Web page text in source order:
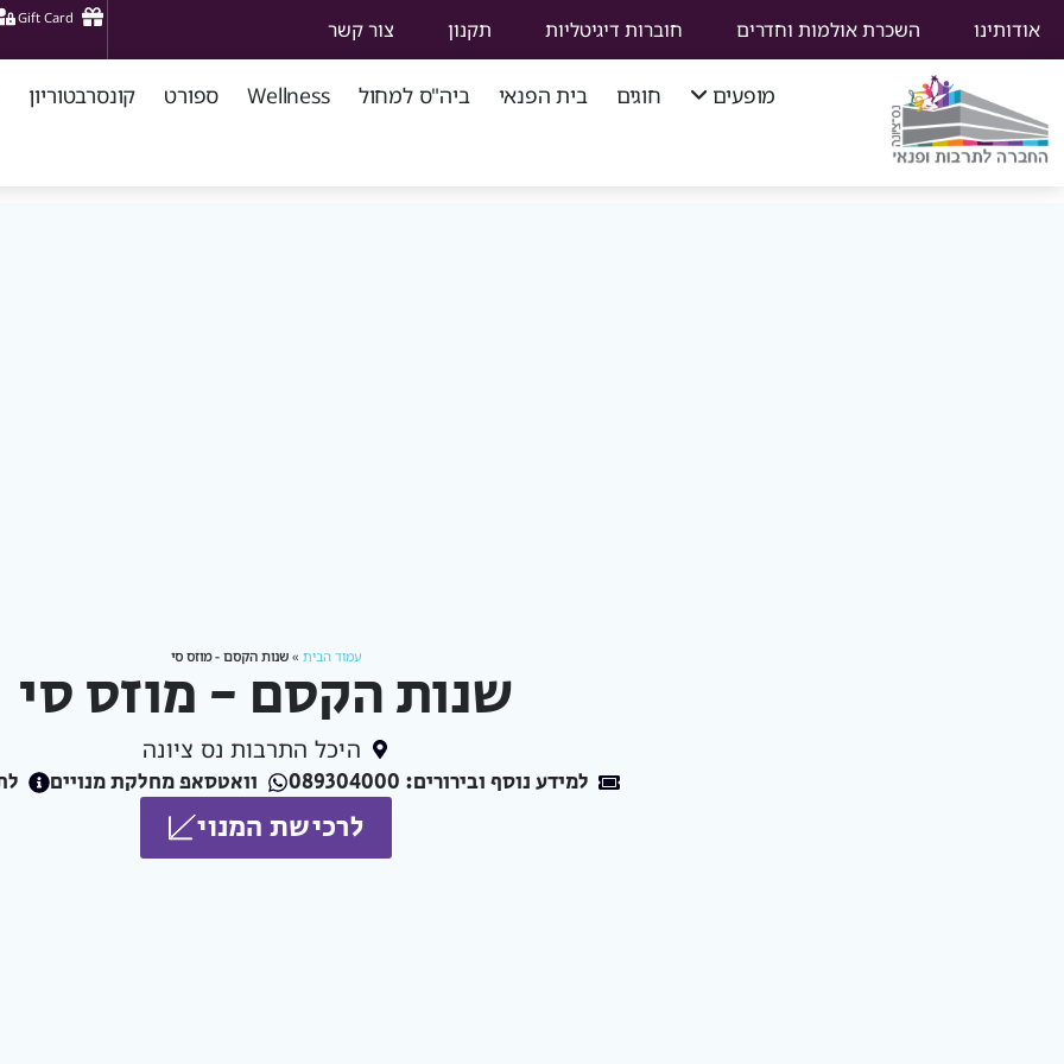
אודותינו השכרת אולמות וחדרים חוברות דיגיטליות תקנון צור קשר Gift Card
מופעים חוגים בית הפנאי ביה"ס למחול Wellness ספורט קונסרבטוריון
סוף
עמוד הבית »שנות הקסם - מוזס סי
שנות הקסם - מוזס סי
היכל התרבות נס ציונה
למידע נוסף ובירורים: 089304000 וואטסאפ מחלקת מנויים
לרכישת המנוי